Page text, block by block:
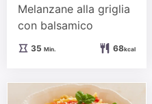
Melanzane alla griglia
con balsamico
35Minuten
Min. 68kcal